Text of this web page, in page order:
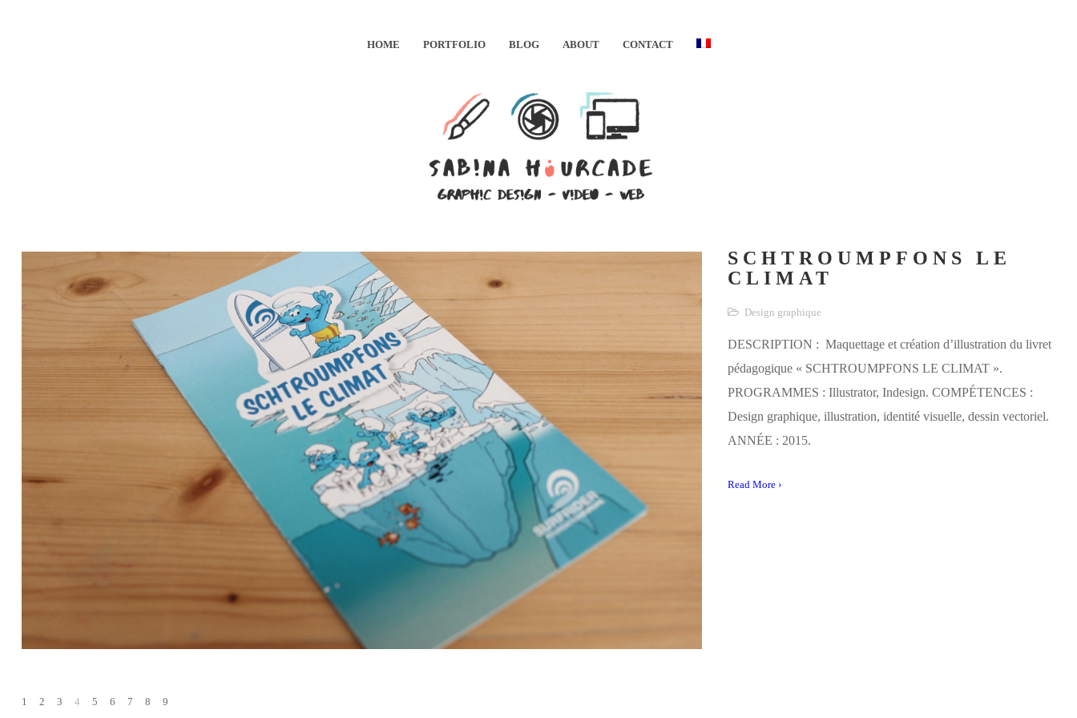
HOME PORTFOLIO BLOG ABOUT CONTACT
SCHTROUMPFONS LE
CLIMAT
Design graphique
DESCRIPTION : Maquettage et création d’illustration du livret
pédagogique « SCHTROUMPFONS LE CLIMAT ».
PROGRAMMES : Illustrator, Indesign. COMPÉTENCES :
Design graphique, illustration, identité visuelle, dessin vectoriel.
ANNÉE : 2015.
Read More ›
1 2 3 4 5 6 7 8 9